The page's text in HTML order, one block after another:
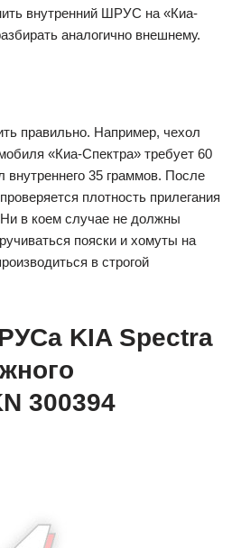
внутренний ШРУС на «Киа-
аналогично внешнему.
правильно. Например, чехол
«Киа-Спектра» требует 60
внутреннего 35 граммов. После
плотность прилегания
в коем случае не должны
пояски и хомуты на
в строгой
KIA Spectra
300394